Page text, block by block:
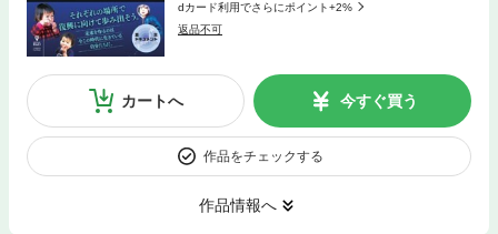
dカード利用でさらにポイント+2%
返品不可
カートへ 今すぐ買う
作品をチェックする
作品情報へ